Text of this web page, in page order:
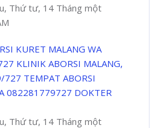
Thứ tư, 14 Tháng một
KURET MALANG WA
KLINIK ABORSI MALANG,
TEMPAT ABORSI
082281779727 DOKTER
Thứ tư, 14 Tháng một